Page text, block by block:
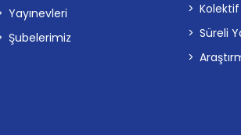
Yayınevleri
Şubelerimiz
Kolektif
Süreli